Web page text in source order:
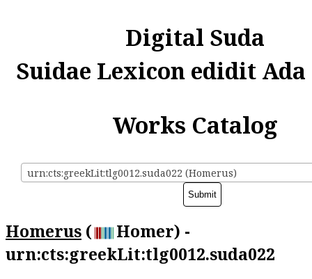
Digital Suda
Suidae Lexicon edidit
Works Catalog
urn:cts:greekLit:tlg0012.suda022 (Homerus)
Homerus (
Homer) -
urn:cts:greekLit:tlg0012.suda022